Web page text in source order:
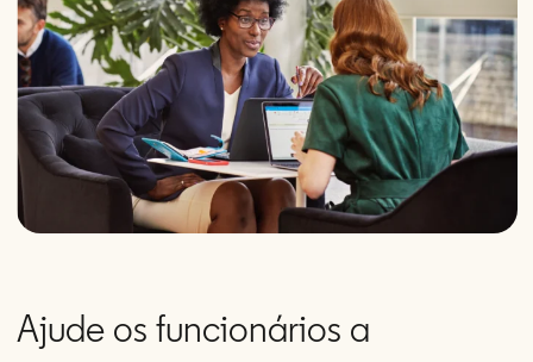
Ajude os funcionários a